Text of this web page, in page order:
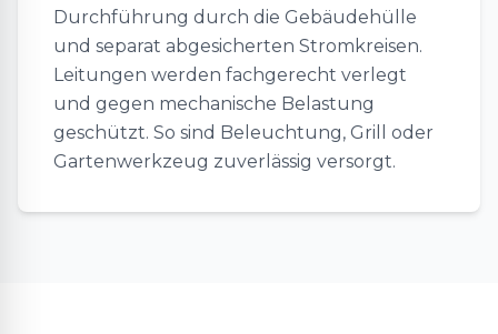
Durchführung durch die Gebäudehülle
und separat abgesicherten Stromkreisen.
Leitungen werden fachgerecht verlegt
und gegen mechanische Belastung
geschützt. So sind Beleuchtung, Grill oder
Gartenwerkzeug zuverlässig versorgt.